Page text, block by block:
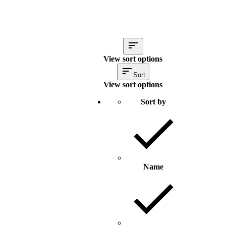
View sort options
Sort
View sort options
Sort by
Name